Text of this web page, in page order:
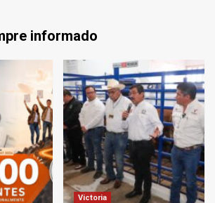
informado
Victoria